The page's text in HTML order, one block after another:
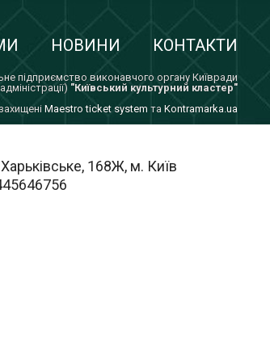
НОВИНИ КОНТАКТИ
підприємство виконавчого органу Київради
"Київський культурний кластер"
Maestro ticket system та Kontramarka.ua
168Ж, м. Київ